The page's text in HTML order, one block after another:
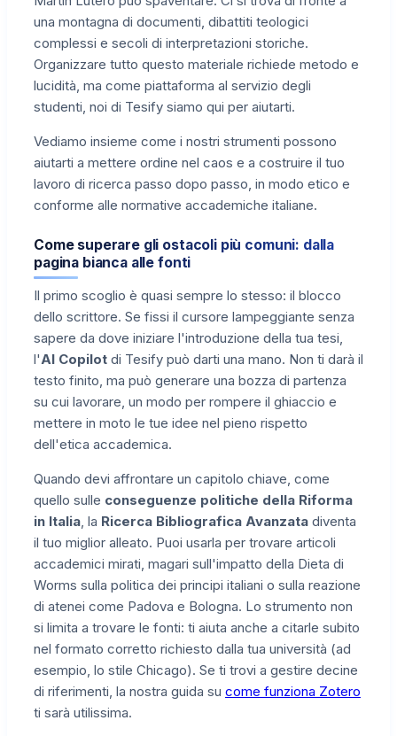
una montagna di documenti, dibattiti teologici
complessi e secoli di interpretazioni storiche.
Organizzare tutto questo materiale richiede metodo e
lucidità, ma come piattaforma al servizio degli
studenti, noi di Tesify siamo qui per aiutarti.
Vediamo insieme come i nostri strumenti possono
aiutarti a mettere ordine nel caos e a costruire il tuo
lavoro di ricerca passo dopo passo, in modo etico e
conforme alle normative accademiche italiane.
Come superare gli ostacoli più comuni: dalla
pagina bianca alle fonti
Il primo scoglio è quasi sempre lo stesso: il blocco
dello scrittore. Se fissi il cursore lampeggiante senza
sapere da dove iniziare l'introduzione della tua tesi,
l'AI Copilot di Tesify può darti una mano. Non ti darà il
testo finito, ma può generare una bozza di partenza
su cui lavorare, un modo per rompere il ghiaccio e
mettere in moto le tue idee nel pieno rispetto
dell'etica accademica.
Quando devi affrontare un capitolo chiave, come
quello sulle conseguenze politiche della Riforma
in Italia, la Ricerca Bibliografica Avanzata diventa
il tuo miglior alleato. Puoi usarla per trovare articoli
accademici mirati, magari sull'impatto della Dieta di
Worms sulla politica dei principi italiani o sulla reazione
di atenei come Padova e Bologna. Lo strumento non
si limita a trovare le fonti: ti aiuta anche a citarle subito
nel formato corretto richiesto dalla tua università (ad
esempio, lo stile Chicago). Se ti trovi a gestire decine
di riferimenti, la nostra guida su come funziona Zotero
ti sarà utilissima.